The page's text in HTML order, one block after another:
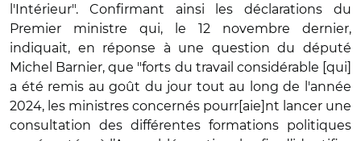
l'Intérieur". Confirmant ainsi les déclarations du
Premier ministre qui, le 12 novembre dernier,
indiquait, en réponse à une question du député
Michel Barnier, que "forts du travail considérable [qui]
a été remis au goût du jour tout au long de l'année
2024, les ministres concernés pourr[aie]nt lancer une
consultation des différentes formations politiques